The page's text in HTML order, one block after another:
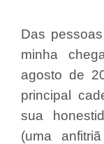
Das
minha
agosto de
principal
sua
(uma